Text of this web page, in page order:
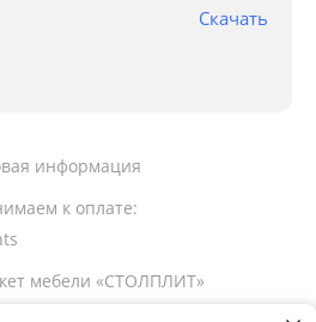
Скачать
мебели «СТОЛПЛИТ»
к оплате:
информация